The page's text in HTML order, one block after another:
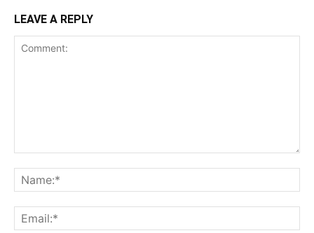
LEAVE A REPLY